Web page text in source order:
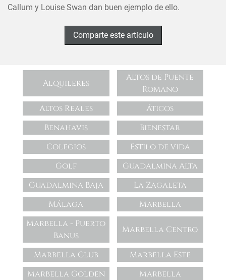
Callum y Louise Swan dan buen ejemplo de ello.
Comparte este artículo
Alquileres
Altos de Puente
Romano
Altos Reales
Áticos
Benahavis
Bienestar
Colegios
Estilo de vida
Golf
Guadalmina Alta
Guadalmina Baja
La Zagaleta
Málaga
Marbella
Marbella - Puerto
Banus
Marbella Centro
Marbella Club
Marbella Este
Marbella Golden
Marbella